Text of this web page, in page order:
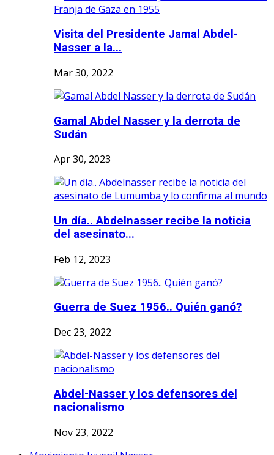
Visita del Presidente Jamal Abdel-
Nasser a la...
Mar 30, 2022
Gamal Abdel Nasser y la derrota de
Sudán
Apr 30, 2023
Un día.. Abdelnasser recibe la noticia
del asesinato...
Feb 12, 2023
Guerra de Suez 1956.. Quién ganó?
Dec 23, 2022
Abdel-Nasser y los defensores del
nacionalismo
Nov 23, 2022